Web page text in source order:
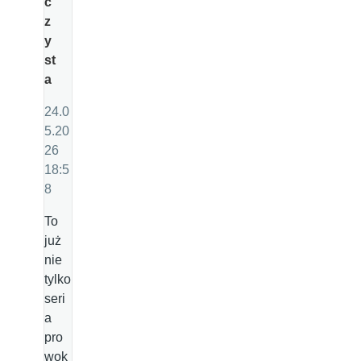
z
y
st
a
24.0
5.20
26
18:5
8
To
już
nie
tylko
seri
a
pro
wok